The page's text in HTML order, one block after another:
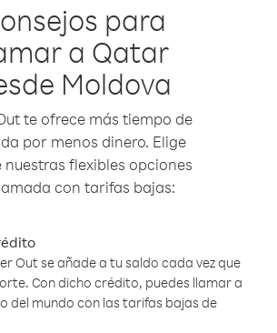
para
a Qatar
Moldova
te ofrece más tiempo de
por menos dinero. Elige
nuestras flexibles opciones
con tarifas bajas:
Out se añade a tu saldo cada vez que
Con dicho crédito, puedes llamar a
del mundo con las tarifas bajas de